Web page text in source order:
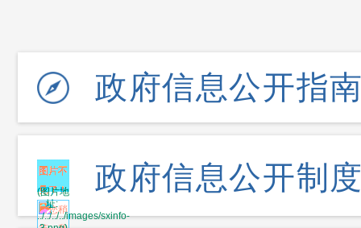
政府信息公开指
政府信息公开制